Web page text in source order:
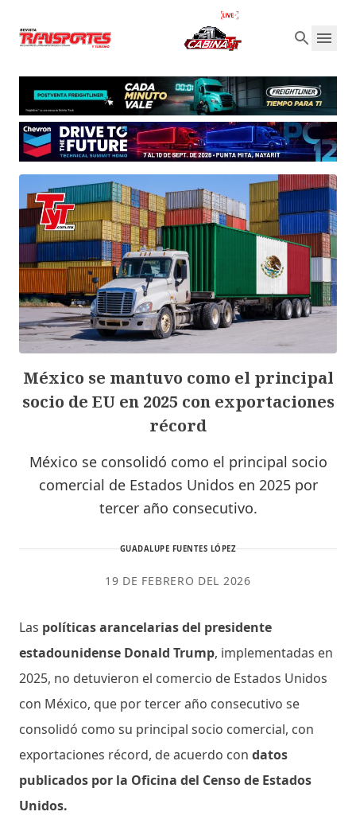
México se mantuvo como el principal
socio de EU en 2025 con exportaciones
récord
México se consolidó como el principal socio
comercial de Estados Unidos en 2025 por
tercer año consecutivo.
GUADALUPE FUENTES LÓPEZ
19 DE FEBRERO DEL 2026
Las políticas arancelarias del presidente
estadounidense Donald Trump, implementadas en
2025, no detuvieron el comercio de Estados Unidos
con México, que por tercer año consecutivo se
consolidó como su principal socio comercial, con
exportaciones récord, de acuerdo con datos
publicados por la Oficina del Censo de Estados
Unidos.